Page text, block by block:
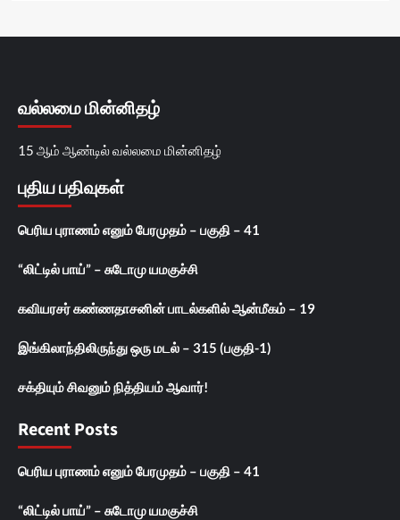
வல்லமை மின்னிதழ்
15 ஆம் ஆண்டில் வல்லமை மின்னிதழ்
புதிய பதிவுகள்
பெரிய புராணம் எனும் பேரமுதம் – பகுதி – 41
“லிட்டில் பாய்” – சுடோமு யமகுச்சி
கவியரசர் கண்ணதாசனின் பாடல்களில் ஆன்மீகம் – 19
இங்கிலாந்திலிருந்து ஒரு மடல் – 315 (பகுதி-1)
சக்தியும் சிவனும் நித்தியம் ஆவார்!
Recent Posts
பெரிய புராணம் எனும் பேரமுதம் – பகுதி – 41
“லிட்டில் பாய்” – சுடோமு யமகுச்சி